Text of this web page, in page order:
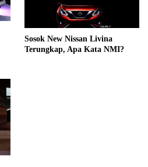
Sosok New Nissan Livina
Terungkap, Apa Kata NMI?